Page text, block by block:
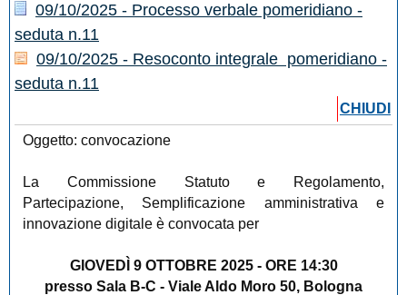
09/10/2025 - Processo verbale pomeridiano -
seduta n.11
09/10/2025 - Resoconto integrale pomeridiano -
seduta n.11
CHIUDI
Oggetto: convocazione
La Commissione Statuto e Regolamento,
Partecipazione, Semplificazione amministrativa e
innovazione digitale è convocata per
GIOVEDÌ 9 OTTOBRE 2025 - ORE 14:30
presso Sala B-C - Viale Aldo Moro 50, Bologna